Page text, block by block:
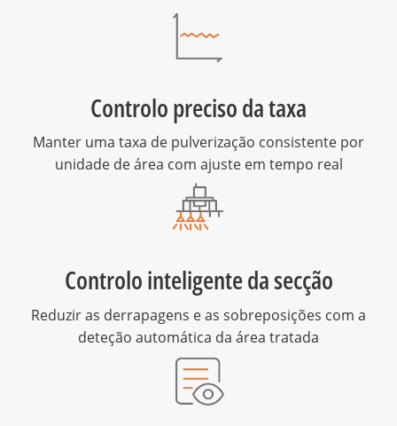
Controlo preciso da taxa
Manter uma taxa de pulverização consistente por
unidade de área com ajuste em tempo real
Controlo inteligente da secção
Reduzir as derrapagens e as sobreposições com a
deteção automática da área tratada